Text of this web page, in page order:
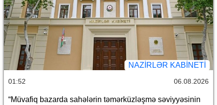
NAZIRLƏR KABINETI
01:52 06.08.2026
“Müvafiq bazarda sahələrin təmərküzləşmə səviyyəsinin